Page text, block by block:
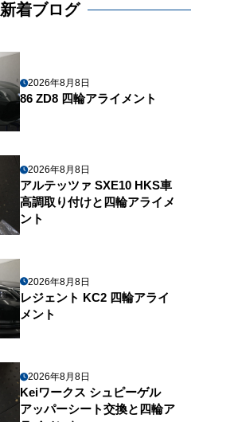
新着ブログ
2026年8月8日
86 ZD8 四輪アライメント
2026年8月8日
アルテッツァ SXE10 HKS車
高調取り付けと四輪アライメ
ント
2026年8月8日
レジェント KC2 四輪アライ
メント
2026年8月8日
Keiワークス シュピーゲル
アッパーシート交換と四輪ア